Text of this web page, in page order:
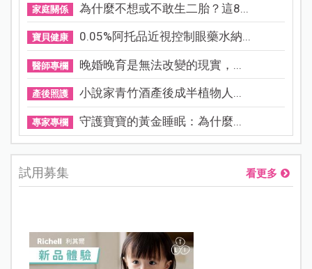
家庭關係 為什麼不想或不敢生二胎？這8...
寶貝健康 0.05%阿托品近視控制眼藥水納...
醫師專欄 晚婚晚育是無法改變的現實，...
產後照護 小說家青竹酒產後成半植物人...
專家專欄 守護寶寶的黃金睡眠：為什麼...
試用募集 看更多